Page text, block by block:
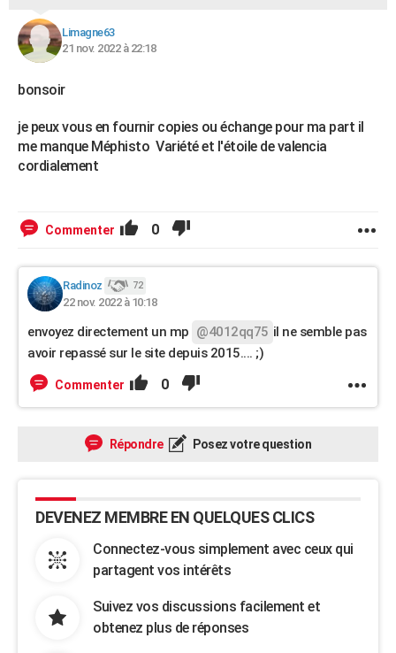
Limagne63
21 nov. 2022 à 22:18
bonsoir
je peux vous en fournir copies ou échange pour ma part il
me manque Méphisto Variété et l'étoile de valencia
cordialement
Commenter 0
Radinoz 72
22 nov. 2022 à 10:18
envoyez directement un mp @4012qq75 il ne semble pas
avoir repassé sur le site depuis 2015.... ;)
Commenter 0
Répondre Posez votre question
DEVENEZ MEMBRE EN QUELQUES CLICS
Connectez-vous simplement avec ceux qui
partagent vos intérêts
Suivez vos discussions facilement et
obtenez plus de réponses